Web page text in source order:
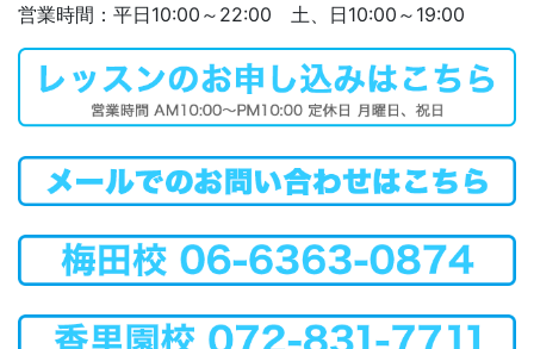
営業時間：平日10:00～22:00 土、日10:00～19:00